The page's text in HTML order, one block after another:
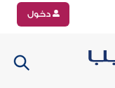
دخول